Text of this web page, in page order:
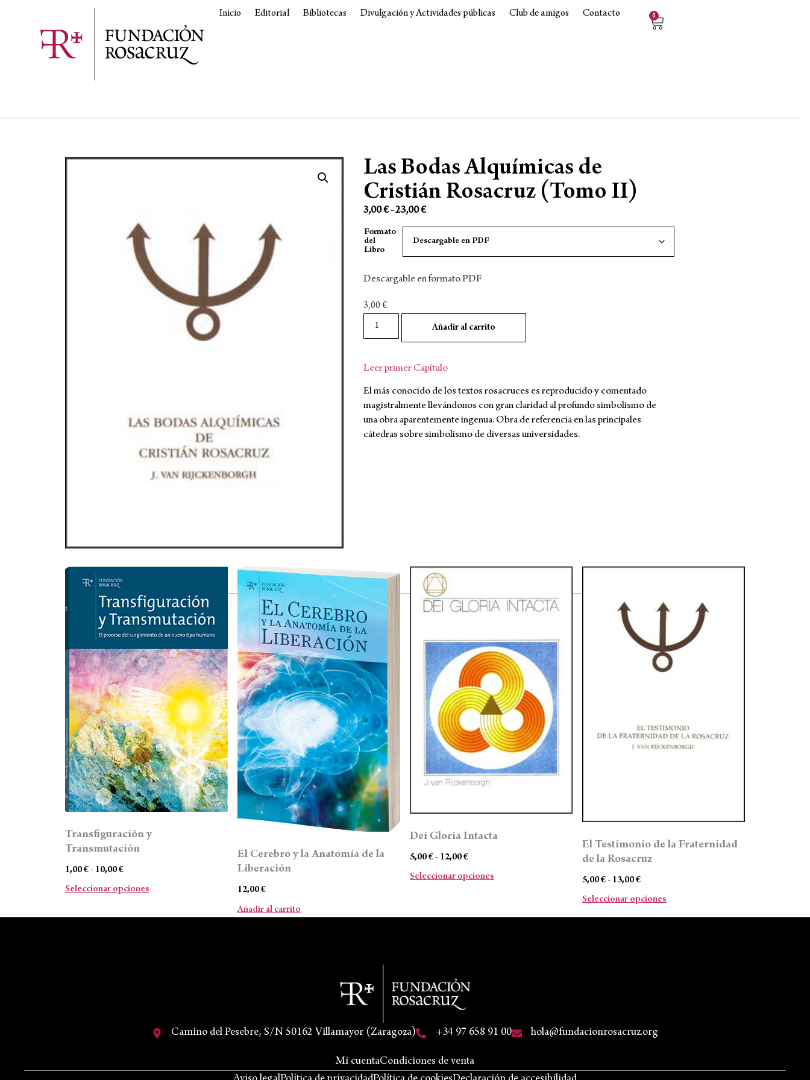
Inicio Editorial Bibliotecas Divulgación y Actividades públicas Club de amigos Contacto 0
Las Bodas Alquímicas de
Cristián Rosacruz (Tomo II)
3,00€-23,00€
Formato
del
Libro
Descargable en formato PDF
3,00€
Añadir al carrito
Leer primer Capítulo
El más conocido de los textos rosacruces es reproducido y comentado
magistralmente llevándonos con gran claridad al profundo simbolismo de
una obra aparentemente ingenua. Obra de referencia en las principales
cátedras sobre simbolismo de diversas universidades.
Productos relacionados
Transfiguración y
Transmutación
1,00€ - 10,00€
Seleccionar opciones
El Cerebro y la Anatomía de la
Liberación
12,00€
Añadir al carrito
Dei Gloria Intacta
5,00€- 12,00€
Seleccionar opciones
El Testimonio de la Fraternidad
de la Rosacruz
5,00€- 13,00€
Seleccionar opciones
Camino del Pesebre, S/N 50162 Villamayor (Zaragoza) +34 97 658 91 00 hola@fundacionrosacruz.org
Mi cuentaCondiciones de venta